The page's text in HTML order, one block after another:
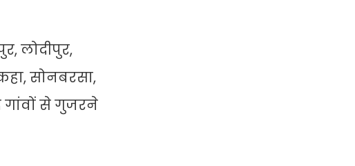
लोदीपुर,
सोनबरसा,
गांवों से गुजरने